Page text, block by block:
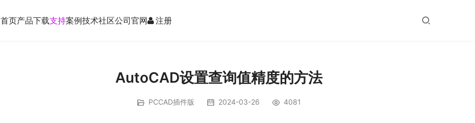
首页产品下载支持案例技术社区公司官网 注册
AutoCAD设置查询值精度的方法
PCCAD插件版 2024-03-26 4081